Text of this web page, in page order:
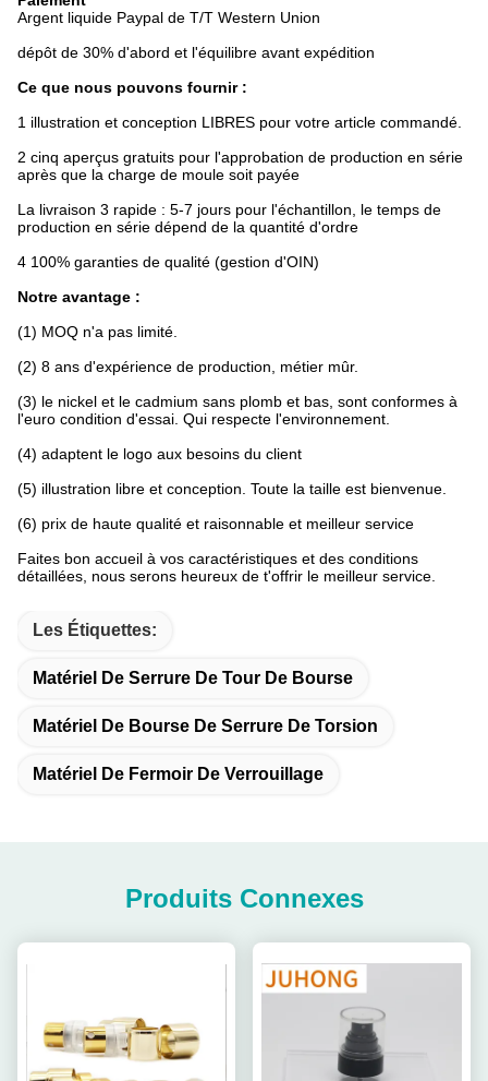
Argent liquide Paypal de T/T Western Union
dépôt de 30% d'abord et l'équilibre avant expédition
Ce que nous pouvons fournir :
1 illustration et conception LIBRES pour votre article commandé.
2 cinq aperçus gratuits pour l'approbation de production en série
après que la charge de moule soit payée
La livraison 3 rapide : 5-7 jours pour l'échantillon, le temps de
production en série dépend de la quantité d'ordre
4 100% garanties de qualité (gestion d'OIN)
Notre avantage :
(1) MOQ n'a pas limité.
(2) 8 ans d'expérience de production, métier mûr.
(3) le nickel et le cadmium sans plomb et bas, sont conformes à
l'euro condition d'essai. Qui respecte l'environnement.
(4) adaptent le logo aux besoins du client
(5) illustration libre et conception. Toute la taille est bienvenue.
(6) prix de haute qualité et raisonnable et meilleur service
Faites bon accueil à vos caractéristiques et des conditions
détaillées, nous serons heureux de t'offrir le meilleur service.
Les Étiquettes:
Matériel De Serrure De Tour De Bourse
Matériel De Bourse De Serrure De Torsion
Matériel De Fermoir De Verrouillage
Produits Connexes